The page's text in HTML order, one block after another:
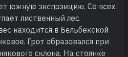
южную экспозицию. Со всех
лиственный лес.
находится в Бельбекской
Грот образовался при
склона. На стоянке